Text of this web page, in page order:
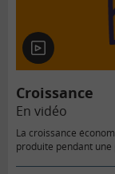
En
vidéo
Croissance
En vidéo
La croissance
produite pendant